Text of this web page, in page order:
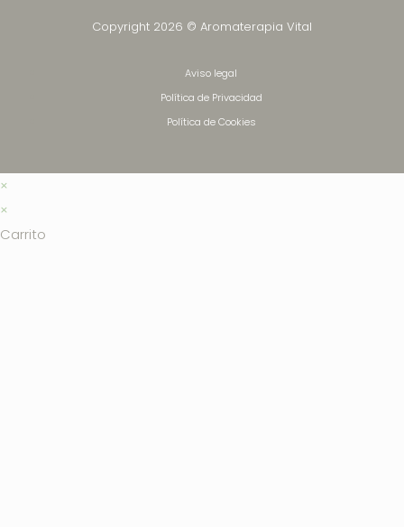
Copyright 2026 © Aromaterapia Vital
Aviso legal
Política de Privacidad
Política de Cookies
×
×
Carrito